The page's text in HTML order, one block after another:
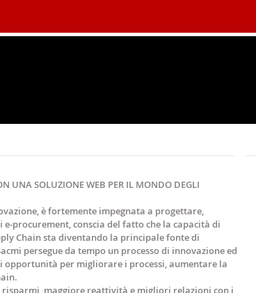
UNA SOLUZIONE WEB PER IL MONDO DEGLI
è fortemente impegnata a progettare,
procurement, conscia del fatto che la capacità di
Chain sta diventando la principale fonte di
persegue da tempo un processo di innovazione ed
per migliorare i processi, aumentare la
maggiore reattività e migliori relazioni con i